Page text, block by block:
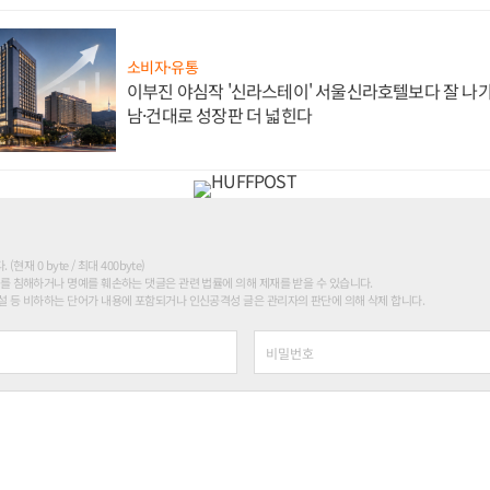
소비자·유통
이부진 야심작 '신라스테이' 서울신라호텔보다 잘 나
남·건대로 성장판 더 넓힌다
. (현재 0 byte / 최대 400byte)
침해하거나 명예를 훼손하는 댓글은 관련 법률에 의해 제재를 받을 수 있습니다.
등 비하하는 단어가 내용에 포함되거나 인신공격성 글은 관리자의 판단에 의해 삭제 합니다.